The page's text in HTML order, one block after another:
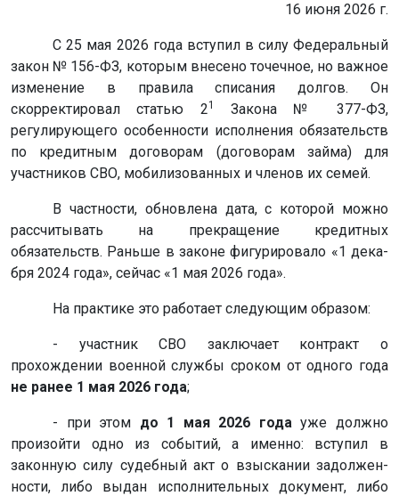
16 июня 2026 г.
С 25 мая 2026 года вступил в силу Федеральный
закон № 156-ФЗ, кото­рым внесено точечное, но важное
изменение в правила списания долгов. Он
скорректировал статью 21
Закона № 377-ФЗ,
регулирующего особенности исполнения обяза­тельств
по кредитным договорам (договорам займа) для
участников СВО, мобилизованных и членов их семей.
В частности, обновлена дата, с которой можно
рассчитывать на пре­кра­щение кредитных
обязательств. Раньше в законе фигурировало «1 дека­
бря 2024 года», сейчас «1 мая 2026 года».
На практике это работает следующим образом:
- участник СВО заключает контракт о
прохождении военной службы сроком от одного года
не ранее 1 мая 2026 года;
- при этом до 1 мая 2026 годауже должно
произойти одно из событий, а именно: вступил в
законную силу судебный акт о взыскании задол­жен­
ности, либо выдан исполнительных документ, либо